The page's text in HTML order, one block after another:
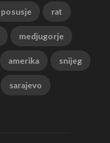
posusje rat
medjugorje
amerika snijeg
sarajevo